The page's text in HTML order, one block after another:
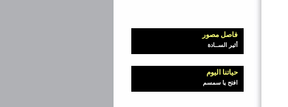
فاصل مصور
أثير الســادة
حياتنا اليوم
افتح يا سمسم